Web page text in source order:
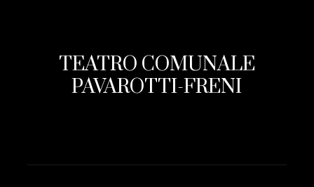
TEATRO COMUNALE
PAVAROTTI-FRENI